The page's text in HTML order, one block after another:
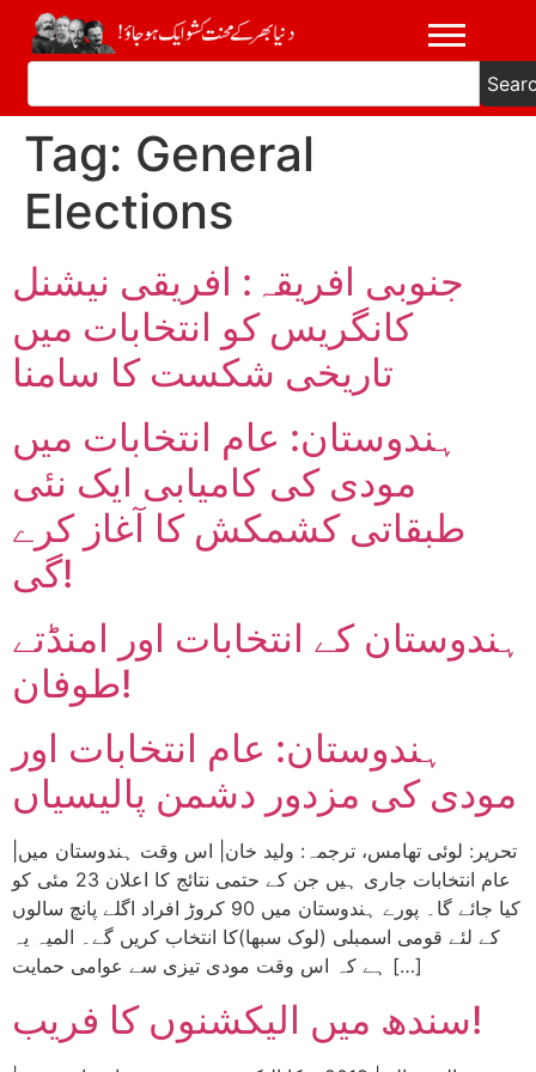
Tag: General
Elections
جنوبی افریقہ: افریقی نیشنل
کانگریس کو انتخابات میں
تاریخی شکست کا سامنا
ہندوستان: عام انتخابات میں
مودی کی کامیابی ایک نئی
طبقاتی کشمکش کا آغاز کرے
گی!
ہندوستان کے انتخابات اور امنڈتے
طوفان!
ہندوستان: عام انتخابات اور
مودی کی مزدور دشمن پالیسیاں
عام انتخابات جاری ہیں جن کے حتمی نتائج کا اعلان 23 مئی کو
کیا جائے گا۔ پورے ہندوستان میں 90 کروڑ افراد اگلے پانچ سالوں
کے لئے قومی اسمبلی (لوک سبھا)کا انتخاب کریں گے۔ المیہ یہ
ہے کہ اس وقت مودی تیزی سے عوامی حمایت […]
سندھ میں الیکشنوں کا فریب!